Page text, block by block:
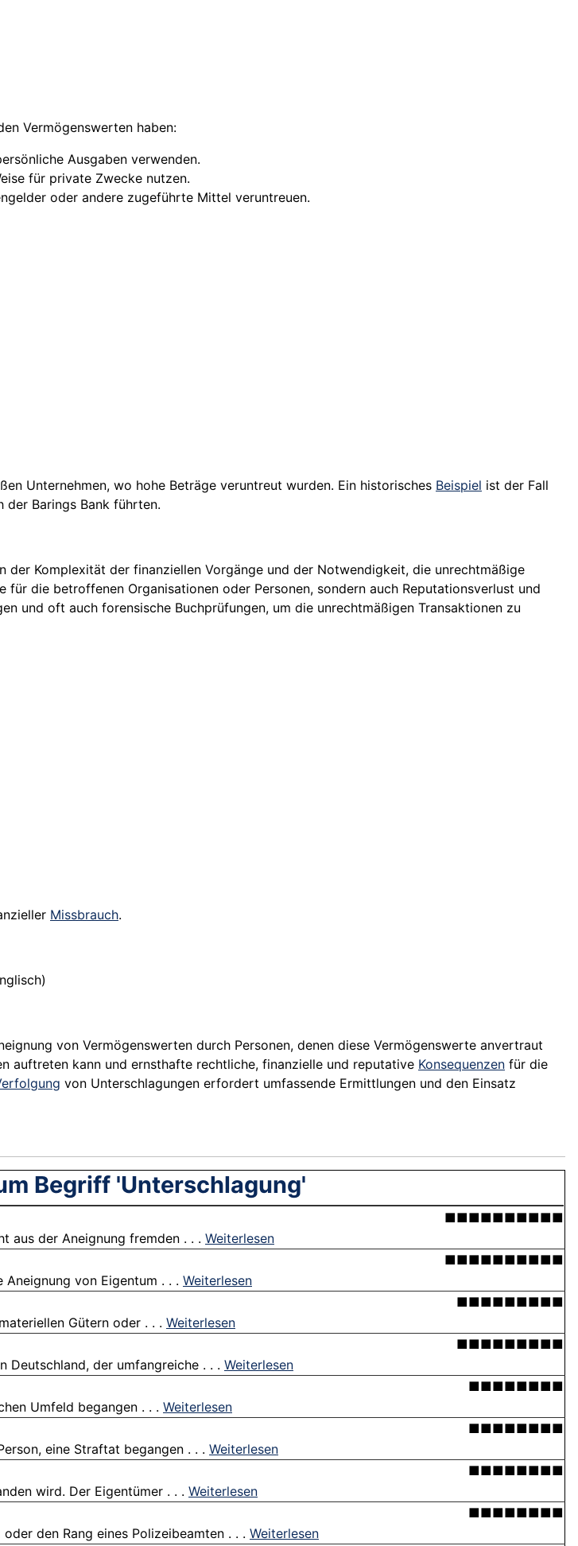
Vermögenswerten haben:
Ausgaben verwenden.
für private Zwecke nutzen.
oder andere zugeführte Mittel veruntreuen.
Unternehmen, wo hohe Beträge veruntreut wurden. Ein historisches Beispiel ist der Fall
der Barings Bank führten.
der Komplexität der finanziellen Vorgänge und der Notwendigkeit, die unrechtmäßige
die betroffenen Organisationen oder Personen, sondern auch Reputationsverlust und
und oft auch forensische Buchprüfungen, um die unrechtmäßigen Transaktionen zu
Missbrauch.
von Vermögenswerten durch Personen, denen diese Vermögenswerte anvertraut
auftreten kann und ernsthafte rechtliche, finanzielle und reputative Konsequenzen für die
von Unterschlagungen erfordert umfassende Ermittlungen und den Einsatz
Begriff 'Unterschlagung'
■■■■■■■■■■
aus der Aneignung fremden . . . Weiterlesen
■■■■■■■■■■
von Eigentum . . . Weiterlesen
■■■■■■■■■
Gütern oder . . . Weiterlesen
■■■■■■■■■
Deutschland, der umfangreiche . . . Weiterlesen
■■■■■■■■
Umfeld begangen . . . Weiterlesen
■■■■■■■■
eine Straftat begangen . . . Weiterlesen
■■■■■■■■
wird. Der Eigentümer . . . Weiterlesen
■■■■■■■■
den Rang eines Polizeibeamten . . . Weiterlesen